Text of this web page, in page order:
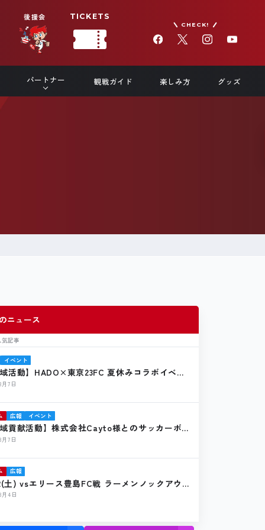
後援会 TICKETS
CHECK!
パートナー 観戦ガイド 楽しみ方 グッズ
ニュース
気記事
イベント
域活動】HADO×東京23FC 夏休みコラボイベン
報告
月7日
広報 イベント
域貢献活動】株式会社Cayto様とのサッカーボー
のお知らせ
月7日
広報
土) vsエリース豊島FC戦 ラーメンノックアウ
のお知らせ
月4日